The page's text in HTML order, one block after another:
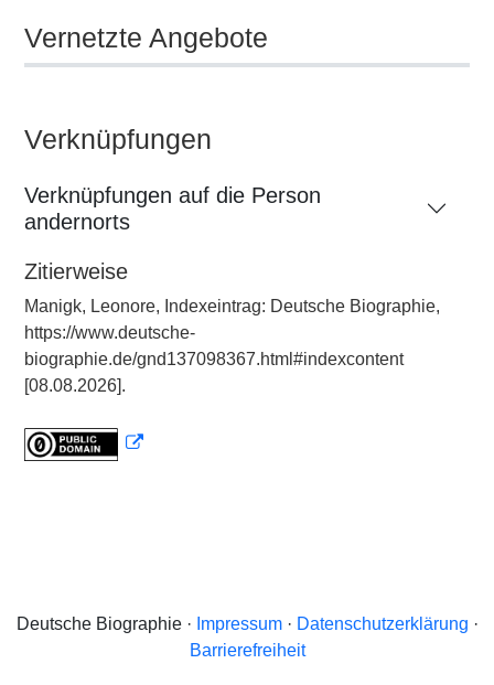
Vernetzte Angebote
Verknüpfungen
Verknüpfungen auf die Person
andernorts
Zitierweise
Manigk, Leonore, Indexeintrag: Deutsche Biographie,
https://www.deutsche-
biographie.de/gnd137098367.html#indexcontent
[08.08.2026].
Deutsche Biographie · Impressum· Datenschutzerklärung ·
Barrierefreiheit